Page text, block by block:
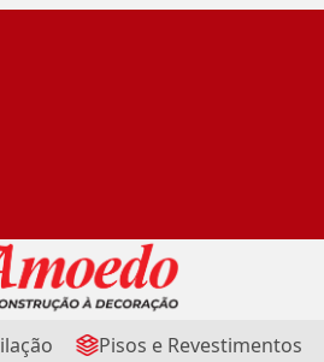
Pisos e Revestimentos